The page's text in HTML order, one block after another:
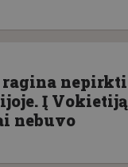
ragina
Į
nebuvo